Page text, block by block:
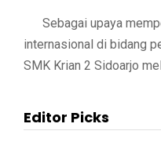
Sebagai upaya
internasional di bidang
SMK Krian 2 Sidoarjo
Editor Picks